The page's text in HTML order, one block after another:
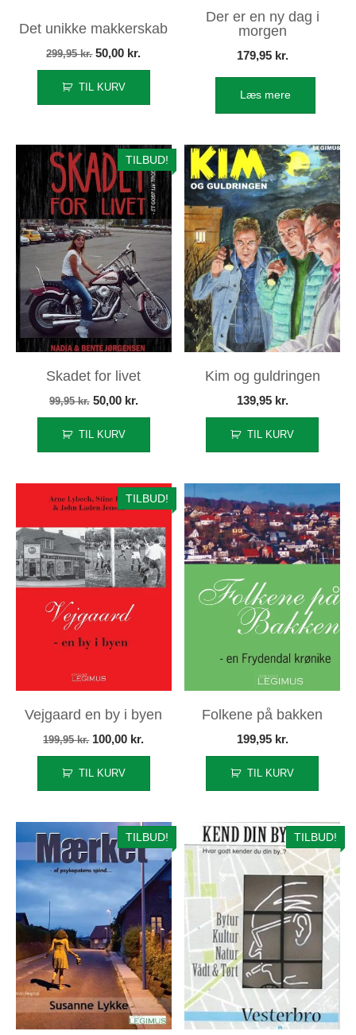
Det unikke makkerskab
299,95kr. Den
oprindelige
pris
50,00 kr.
aktuelle
TIL KURV
Der er en ny dag i
morgen
179,95 kr.
Læs mere
TILBUD!
Skadet for livet
99,95kr. Den
oprindelige
pris
99,95 kr..
50,00 kr.
aktuelle
50,00 kr..
TIL KURV
Kim og guldringen
139,95 kr.
TIL KURV
TILBUD!
Vejgaard en by i byen
199,95kr. Den
oprindelige
pris
199,95 kr..
100,00 kr.
aktuelle
100,00 kr..
TIL KURV
Folkene på bakken
199,95 kr.
TIL KURV
TILBUD! TILBUD!